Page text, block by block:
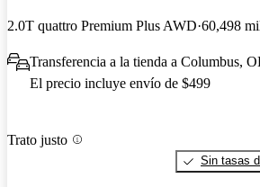
2.0T quattro Premium Plus AWD 60,498
Transferencia a la tienda a Columbus,
El precio incluye envío de $499
Trato justo
Sin tasas